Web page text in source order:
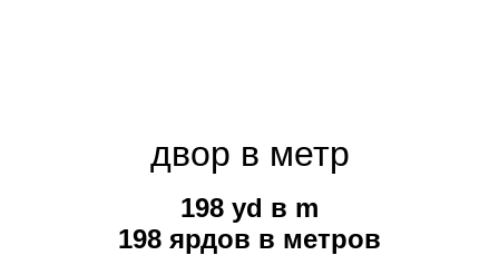
двор в метр
198 yd в m
198 ярдов в метров